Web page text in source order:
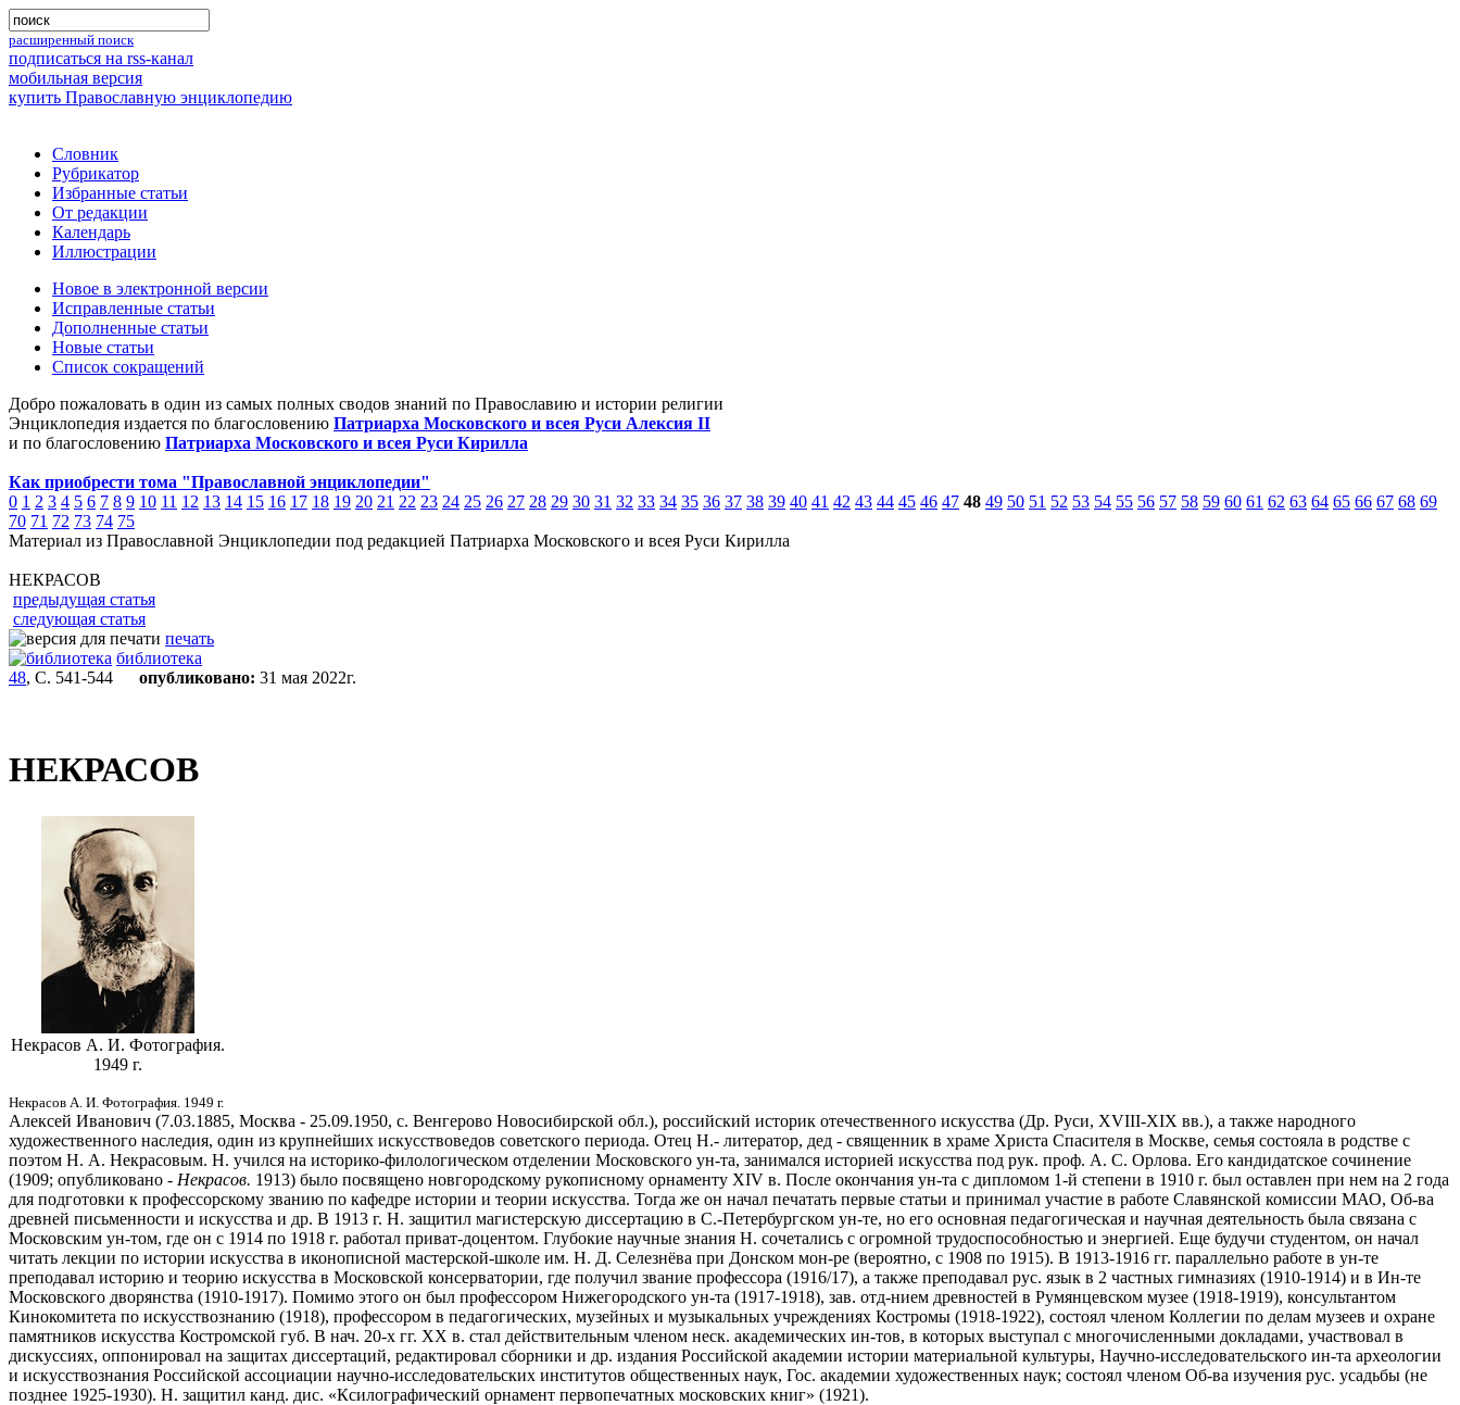
расширенный поиск
подписаться на rss-канал
мобильная версия
купить Православную энциклопедию
Словник
Рубрикатор
Избранные статьи
От редакции
Календарь
Иллюстрации
Новое в электронной версии
Исправленные статьи
Дополненные статьи
Новые статьи
Список сокращений
Добро пожаловать в один из самых полных сводов знаний по Православию и истории религии
Энциклопедия издается по благословению Патриарха Московского и всея Руси Алексия II
и по благословению Патриарха Московского и всея Руси Кирилла
Как приобрести тома "Православной энциклопедии"
0 1 2 3 4 5 6 7 8 9 10 11 12 13 14 15 16 17 18 19 20 21 22 23 24 25 26 27 28 29 30 31 32 33 34 35 36 37 38 39 40 41 42 43 44 45 46 47 48 49 50 51 52 53 54 55 56 57 58 59 60 61 62 63 64 65 66 67 68 69
70 71 72 73 74 75
Материал из Православной Энциклопедии под редакцией Патриарха Московского и всея Руси Кирилла
НЕКРАСОВ
предыдущая статья
следующая статья
печать
библиотека
48, С. 541-544 опубликовано: 31 мая 2022г.
НЕКРАСОВ
Некрасов А. И. Фотография.
1949 г.
Некрасов А. И. Фотография. 1949 г.
Алексей Иванович (7.03.1885, Москва - 25.09.1950, с. Венгерово Новосибирской обл.), российский историк отечественного искусства (Др. Руси, XVIII-XIX вв.), а также народного
художественного наследия, один из крупнейших искусствоведов советского периода. Отец Н.- литератор, дед - священник в храме Христа Спасителя в Москве, семья состояла в родстве с
поэтом Н. А. Некрасовым. Н. учился на историко-филологическом отделении Московского ун-та, занимался историей искусства под рук. проф. А. С. Орлова. Его кандидатское сочинение
(1909; опубликовано - Некрасов. 1913) было посвящено новгородскому рукописному орнаменту XIV в. После окончания ун-та с дипломом 1-й степени в 1910 г. был оставлен при нем на 2 года
для подготовки к профессорскому званию по кафедре истории и теории искусства. Тогда же он начал печатать первые статьи и принимал участие в работе Славянской комиссии МАО, Об-ва
древней письменности и искусства и др. В 1913 г. Н. защитил магистерскую диссертацию в С.-Петербургском ун-те, но его основная педагогическая и научная деятельность была связана с
Московским ун-том, где он с 1914 по 1918 г. работал приват-доцентом. Глубокие научные знания Н. сочетались с огромной трудоспособностью и энергией. Еще будучи студентом, он начал
читать лекции по истории искусства в иконописной мастерской-школе им. Н. Д. Селезнёва при Донском мон-ре (вероятно, с 1908 по 1915). В 1913-1916 гг. параллельно работе в ун-те
преподавал историю и теорию искусства в Московской консерватории, где получил звание профессора (1916/17), а также преподавал рус. язык в 2 частных гимназиях (1910-1914) и в Ин-те
Московского дворянства (1910-1917). Помимо этого он был профессором Нижегородского ун-та (1917-1918), зав. отд-нием древностей в Румянцевском музее (1918-1919), консультантом
Кинокомитета по искусствознанию (1918), профессором в педагогических, музейных и музыкальных учреждениях Костромы (1918-1922), состоял членом Коллегии по делам музеев и охране
памятников искусства Костромской губ. В нач. 20-х гг. XX в. стал действительным членом неск. академических ин-тов, в которых выступал с многочисленными докладами, участвовал в
дискуссиях, оппонировал на защитах диссертаций, редактировал сборники и др. издания Российской академии истории материальной культуры, Научно-исследовательского ин-та археологии
и искусствознания Российской ассоциации научно-исследовательских институтов общественных наук, Гос. академии художественных наук; состоял членом Об-ва изучения рус. усадьбы (не
позднее 1925-1930). Н. защитил канд. дис. «Ксилографический орнамент первопечатных московских книг» (1921).